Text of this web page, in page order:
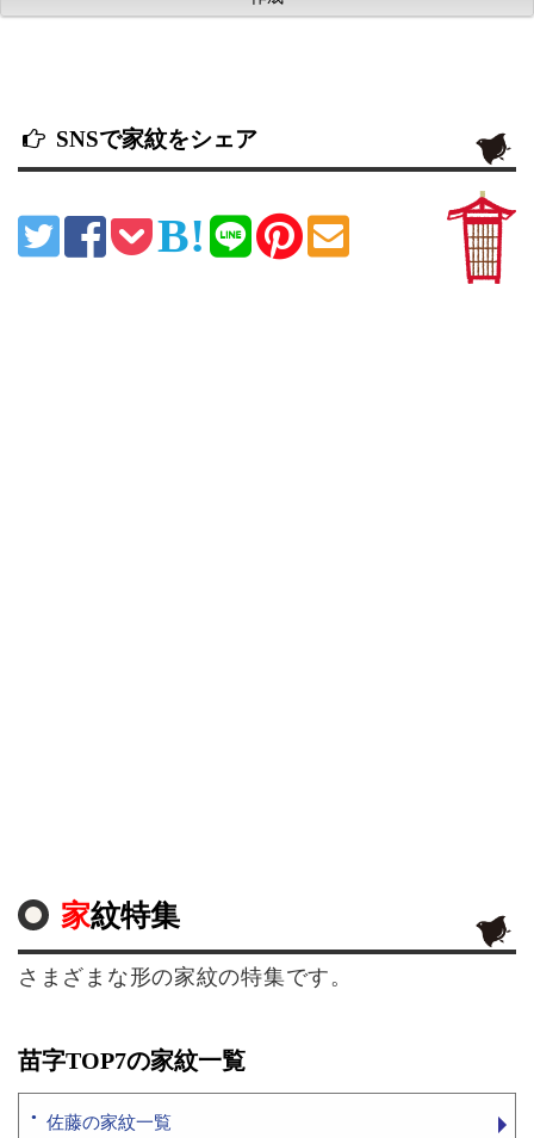
SNSで家紋をシェア
家紋特集
さまざまな形の家紋の特集です。
苗字TOP7の家紋一覧
佐藤の家紋一覧